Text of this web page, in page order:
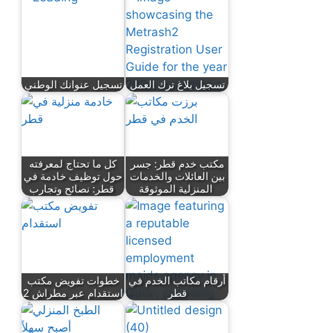
تسجيل عنوانك الوطني تسجيل بلاغ ترك العمل
كل ما تحتاج لمعرفته
حول توظيف خادمة في
مكتب خدم قطر: جسر
بين العائلات والخدمات
خطوات تفويض مكتب
استقدام عبر مطراش 2
أرقام مكاتب الخدم في
قطر